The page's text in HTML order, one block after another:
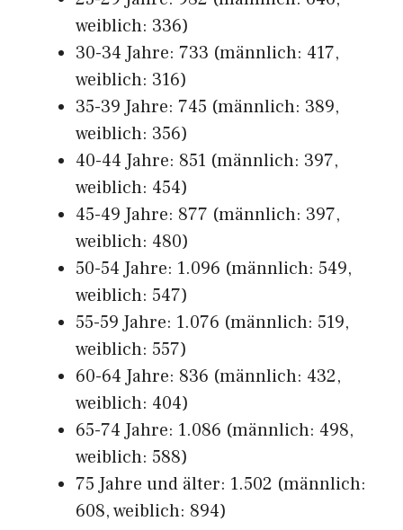
weiblich: 336)
30-34 Jahre: 733 (männlich: 417,
weiblich: 316)
35-39 Jahre: 745 (männlich: 389,
weiblich: 356)
40-44 Jahre: 851 (männlich: 397,
weiblich: 454)
45-49 Jahre: 877 (männlich: 397,
weiblich: 480)
50-54 Jahre: 1.096 (männlich: 549,
weiblich: 547)
55-59 Jahre: 1.076 (männlich: 519,
weiblich: 557)
60-64 Jahre: 836 (männlich: 432,
weiblich: 404)
65-74 Jahre: 1.086 (männlich: 498,
weiblich: 588)
75 Jahre und älter: 1.502 (männlich:
608, weiblich: 894)